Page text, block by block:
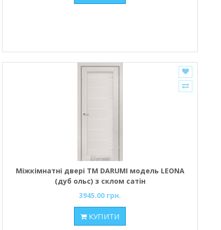
Міжкімнатні двері ТМ DARUMI модель LEONA
(дуб ольс) з склом сатін
3945.00 грн.
КУПИТИ